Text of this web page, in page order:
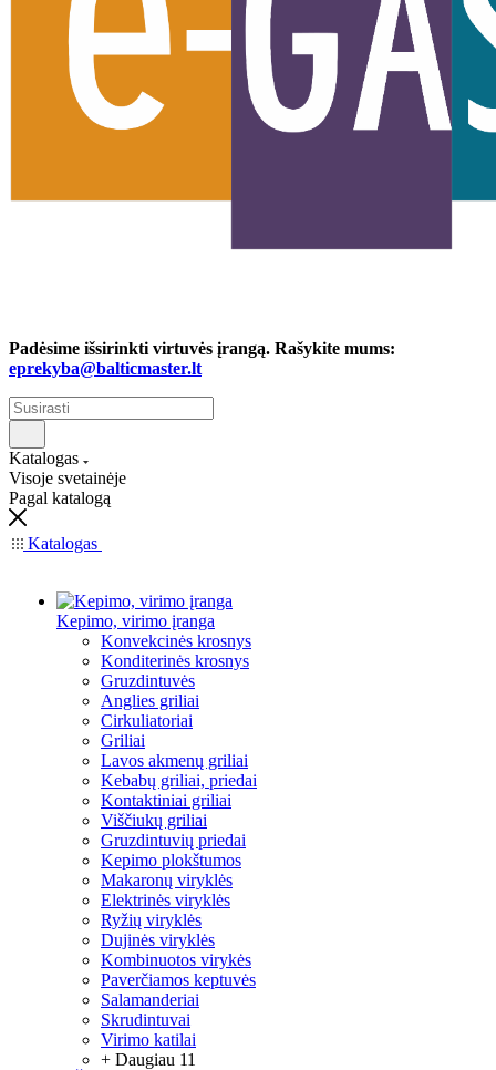
Padėsime išsirinkti virtuvės įrangą. Rašykite mums:
eprekyba@balticmaster.lt
Katalogas
Visoje svetainėje
Pagal katalogą
Katalogas
Kepimo, virimo įranga
Konvekcinės krosnys
Konditerinės krosnys
Gruzdintuvės
Anglies griliai
Cirkuliatoriai
Griliai
Lavos akmenų griliai
Kebabų griliai, priedai
Kontaktiniai griliai
Viščiukų griliai
Gruzdintuvių priedai
Kepimo plokštumos
Makaronų viryklės
Elektrinės viryklės
Ryžių viryklės
Dujinės viryklės
Kombinuotos virykės
Paverčiamos keptuvės
Salamanderiai
Skrudintuvai
Virimo katilai
+ Daugiau 11